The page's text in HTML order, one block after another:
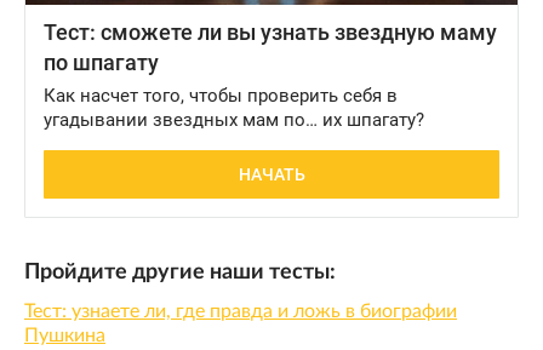
Пройдите другие наши тесты:
Тест: узнаете ли, где правда и ложь в биографии
Пушкина